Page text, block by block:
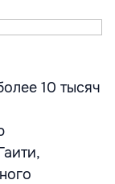
10 тысяч